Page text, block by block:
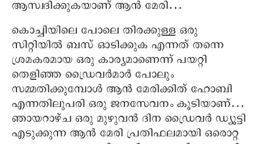
ആസ്വദിക്കുകയാണ് ആന്‍ മേരി…
കൊച്ചിയിലെ പോലെ തിരക്കുള്ള ഒരു
സിറ്റിയില്‍ ബസ് ഓടിക്കുക എന്നത് തന്നെ
ശ്രമകരമായ ഒരു കാര്യമാണെന്ന് പയറ്റി
തെളിഞ്ഞ ഡ്രൈവര്‍മാര്‍ പോലും
സമ്മതിക്കുമ്പോള്‍ ആന്‍ മേരിക്കിത് ഹോബി
എന്നതിലുപരി ഒരു ജനസേവനം കൂടിയാണ്…
ഞായറാഴ്ച ഒരു മുഴുവന്‍ ദിന ഡ്രൈവര്‍ ഡ്യൂട്ടി
എടുക്കുന്ന ആന്‍ മേരി പ്രതിഫലമായി ഒരൊറ്റ